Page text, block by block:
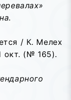
/ К. Мелех
окт. (№ 165).